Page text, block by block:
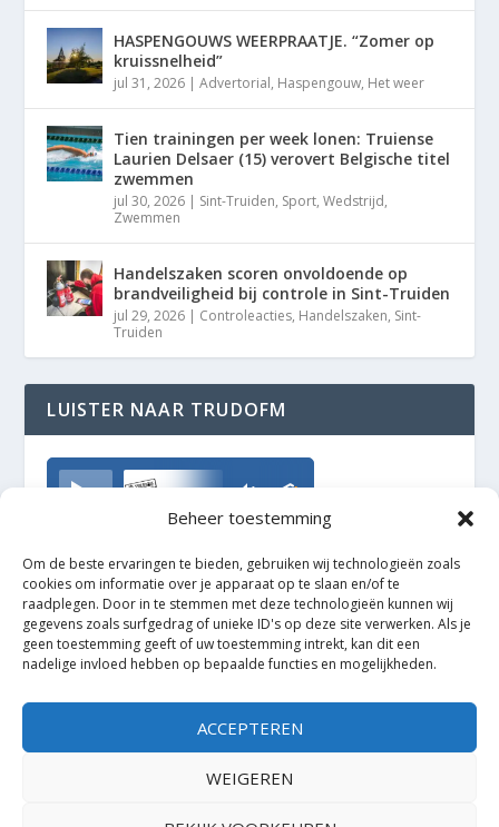
Beheer toestemming
Om de beste ervaringen te bieden, gebruiken wij technologieën zoals
cookies om informatie over je apparaat op te slaan en/of te
raadplegen. Door in te stemmen met deze technologieën kunnen wij
gegevens zoals surfgedrag of unieke ID's op deze site verwerken. Als je
geen toestemming geeft of uw toestemming intrekt, kan dit een
nadelige invloed hebben op bepaalde functies en mogelijkheden.
ACCEPTEREN
WEIGEREN
HASPENGOUWS WEERPRAATJE. “Zomer op
kruissnelheid”
jul 31, 2026 |Advertorial, Haspengouw, Het weer
Tien trainingen per week lonen: Truiense
Laurien Delsaer (15) verovert Belgische titel
zwemmen
jul 30, 2026 | Sint-Truiden, Sport,Wedstrijd,
Zwemmen
Handelszaken scoren onvoldoende op
brandveiligheid bij controle in Sint-Truiden
jul 29, 2026 | Controleacties, Handelszaken, Sint-
Truiden
LUISTER NAAR TRUDOFM
TrudoFM